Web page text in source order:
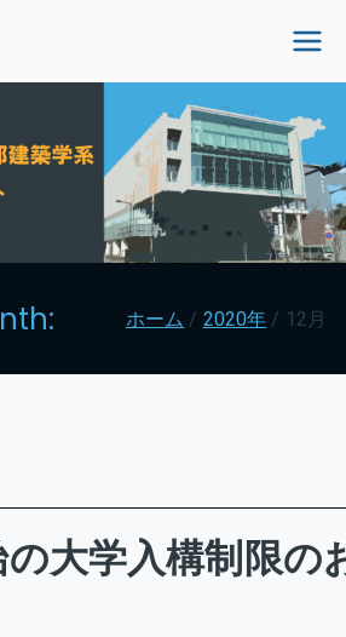
学理工学部建
式サイト
ホーム 2020年 12月
大学入構制限の